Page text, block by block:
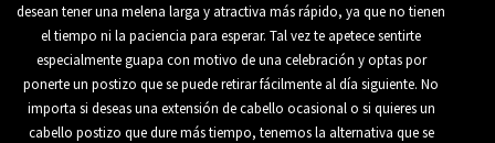
desean tener una melena larga y atractiva más rápido, ya que no tienen
el tiempo ni la paciencia para esperar. Tal vez te apetece sentirte
especialmente guapa con motivo de una celebración y optas por
ponerte un postizo que se puede retirar fácilmente al día siguiente. No
importa si deseas una extensión de cabello ocasional o si quieres un
cabello postizo que dure más tiempo, tenemos la alternativa que se